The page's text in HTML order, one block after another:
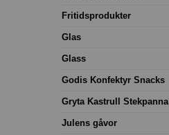
Fritidsprodukter
Glas
Glass
Godis Konfektyr Snacks
Gryta Kastrull Stekpanna
Julens gåvor